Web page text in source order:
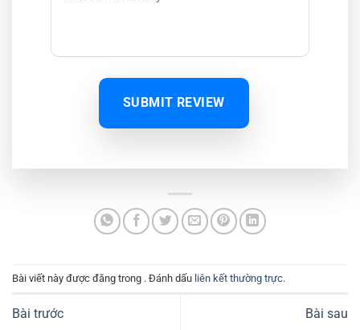
SUBMIT REVIEW
Bài viết này được đăng trong . Đánh dấu liên kết thường trực.
Bài trước Bài sau